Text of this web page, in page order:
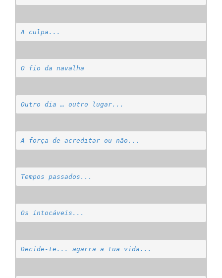
A culpa...
O fio da navalha
Outro dia … outro lugar...
A força de acreditar ou não...
Tempos passados...
Os intocáveis...
Decide-te... agarra a tua vida...